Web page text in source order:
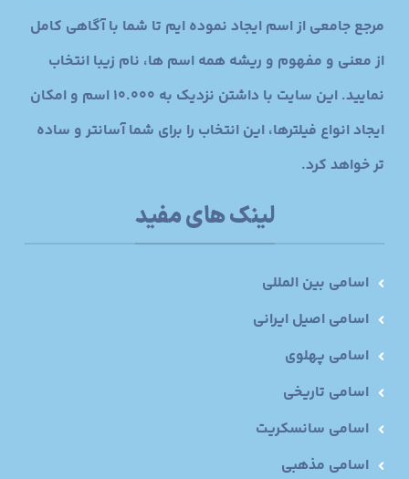
مرجع جامعی از اسم ایجاد نموده ایم تا شما با آگاهی کامل
از معنی و مفهوم و ریشه همه اسم ها، نام زیبا انتخاب
نمایید. این سایت با داشتن نزدیک به 10.000 اسم و امکان
ایجاد انواع فیلترها، این انتخاب را برای شما آسانتر و ساده
تر خواهد کرد.
لینک های مفید
اسامی بین المللی
اسامی اصیل ایرانی
اسامی پهلوی
اسامی تاریخی
اسامی سانسکریت
اسامی مذهبی